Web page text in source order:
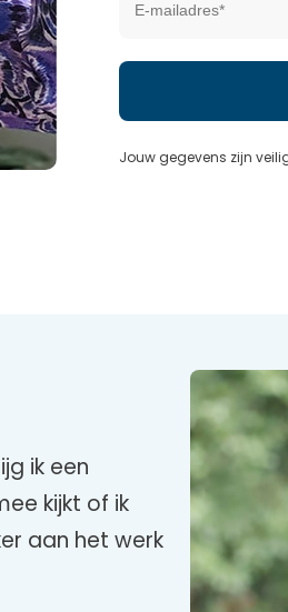
Jouw gegevens zijn
ik een
kijkt of ik
aan het werk